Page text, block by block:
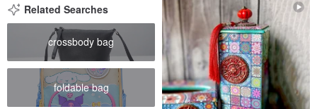
Related Searches
crossbody bag
foldable bag